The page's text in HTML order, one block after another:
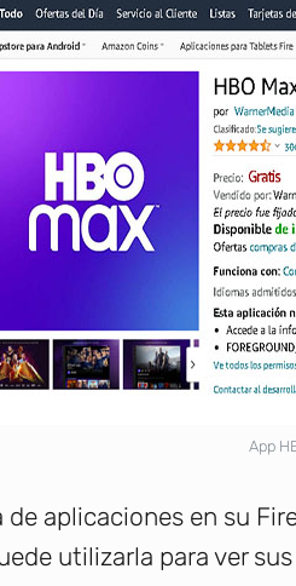
App
de aplicaciones en su
utilizarla para ver